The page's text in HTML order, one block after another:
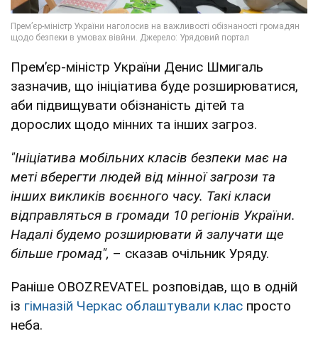
Премʼєр-міністр України Денис Шмигаль
зазначив, що ініціатива буде розширюватися,
аби підвищувати обізнаність дітей та
дорослих щодо мінних та інших загроз.
"Ініціатива мобільних класів безпеки має на
меті вберегти людей від мінної загрози та
інших викликів воєнного часу. Такі класи
відправляться в громади 10 регіонів України.
Надалі будемо розширювати й залучати ще
більше громад", – сказав очільник Уряду.
Раніше OBOZREVATEL розповідав, що в одній
із гімназій Черкас облаштували клас просто
неба.